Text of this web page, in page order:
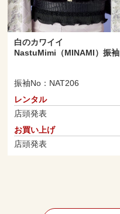
白のカワイイ
NastuMimi（MINAMI）振袖
振袖No：NAT206
レンタル
店頭発表
お買い上げ
店頭発表